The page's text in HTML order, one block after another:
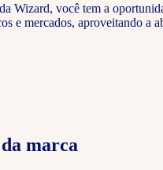
Wizard, você tem a
e mercados, aproveitando a
marca